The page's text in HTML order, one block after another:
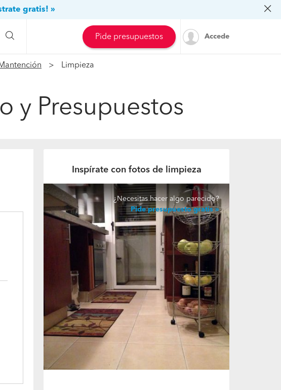
gratis! »
a la comunidad
Pide presupuestos Accede
Mantención Limpieza
y Presupuestos
Inspírate con fotos de limpieza
¿Necesitas hacer algo parecido?
Pide presupuesto gratis